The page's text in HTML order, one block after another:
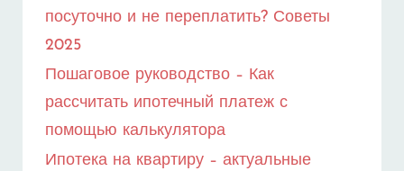
посуточно и не переплатить? Советы
2025
Пошаговое руководство – Как
рассчитать ипотечный платеж с
помощью калькулятора
Ипотека на квартиру – актуальные